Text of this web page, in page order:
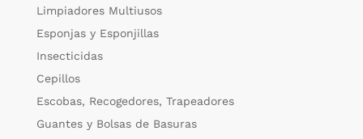
Limpiadores Multiusos
Esponjas y Esponjillas
Insecticidas
Cepillos
Escobas, Recogedores, Trapeadores
Guantes y Bolsas de Basuras